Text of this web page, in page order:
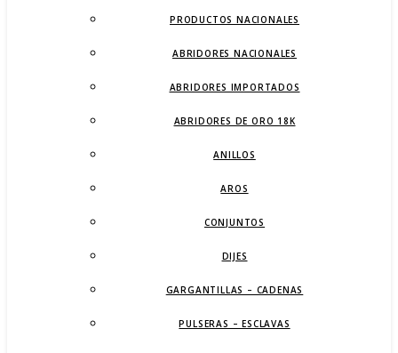
PRODUCTOS NACIONALES
ABRIDORES NACIONALES
ABRIDORES IMPORTADOS
ABRIDORES DE ORO 18K
ANILLOS
AROS
CONJUNTOS
DIJES
GARGANTILLAS – CADENAS
PULSERAS – ESCLAVAS